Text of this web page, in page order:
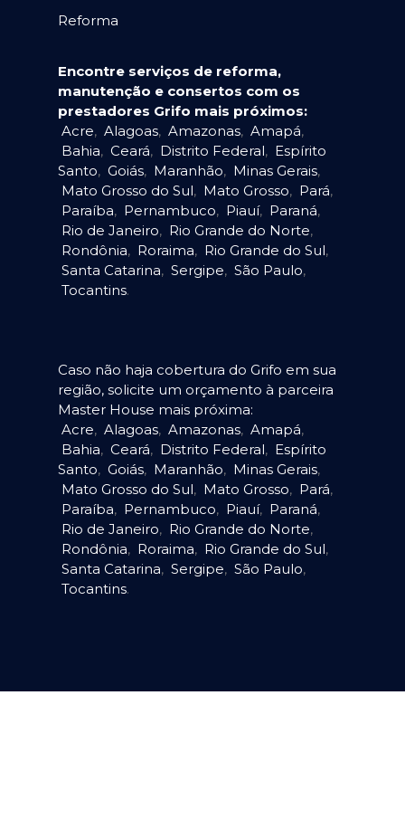
Reforma
Encontre serviços de reforma,
manutenção e consertos com os
prestadores Grifo mais próximos:
Acre, Alagoas, Amazonas, Amapá,
Bahia, Ceará, Distrito Federal, Espírito
Santo, Goiás, Maranhão, Minas Gerais,
Mato Grosso do Sul, Mato Grosso, Pará,
Paraíba, Pernambuco, Piauí, Paraná,
Rio de Janeiro, Rio Grande do Norte,
Rondônia, Roraima, Rio Grande do Sul,
Santa Catarina, Sergipe, São Paulo,
Tocantins.
Caso não haja cobertura do Grifo em sua
região, solicite um orçamento à parceira
Master House mais próxima:
Acre, Alagoas, Amazonas, Amapá,
Bahia, Ceará, Distrito Federal, Espírito
Santo, Goiás, Maranhão, Minas Gerais,
Mato Grosso do Sul, Mato Grosso, Pará,
Paraíba, Pernambuco, Piauí, Paraná,
Rio de Janeiro, Rio Grande do Norte,
Rondônia, Roraima, Rio Grande do Sul,
Santa Catarina, Sergipe, São Paulo,
Tocantins.